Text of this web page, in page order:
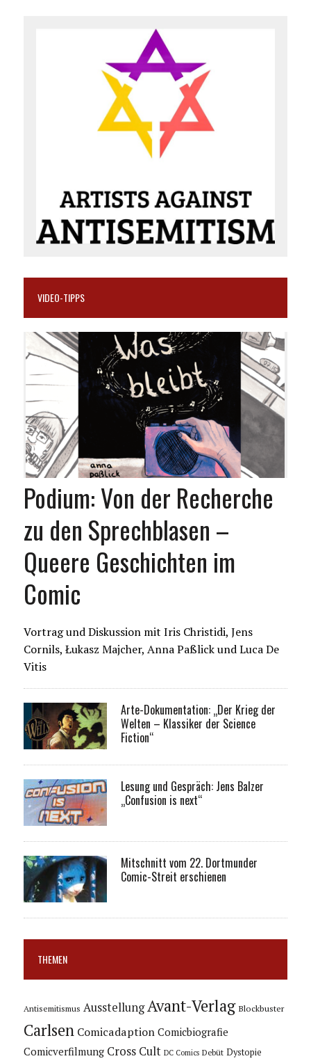
VIDEO-TIPPS
Podium: Von der Recherche
zu den Sprechblasen –
Queere Geschichten im
Comic
Vortrag und Diskussion mit Iris Christidi, Jens
Cornils, Łukasz Majcher, Anna Paßlick und Luca De
Vitis
Arte-Dokumentation: „Der Krieg der
Welten – Klassiker der Science
Fiction“
Lesung und Gespräch: Jens Balzer
„Confusion is next“
Mitschnitt vom 22. Dortmunder
Comic-Streit erschienen
THEMEN
Antisemitismus Ausstellung Avant-Verlag Blockbuster
Carlsen Comicadaption Comicbiografie
Comicverfilmung Cross Cult DC Comics Debüt Dystopie